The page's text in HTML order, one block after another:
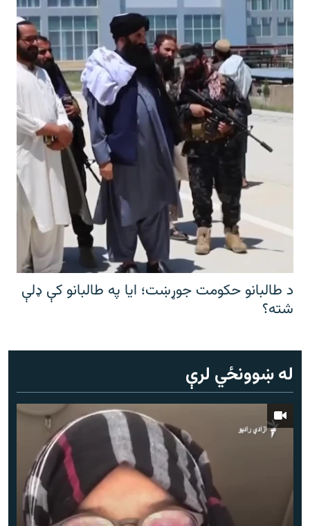
د طالبانو حکومت جوړښت؛ ایا په طالبانو کې ډلې
شته؟
له ښوونځي لرې